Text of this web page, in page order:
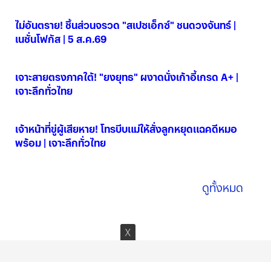
ไม่อันตราย! ชิ้นส่วนจรวด "สเปซเอ็กซ์" ชนดวงจันทร์ |
เนชั่นโฟกัส | 5 ส.ค.69
เจาะสายตรงภาคใต้! "ยงยุทธ" ผงาดนั่งเก้าอี้เกรด A+ |
เจาะลึกทั่วไทย
เจ้าหน้าที่ขู่ผู้เสียหาย! โทรบีบแม่ให้สั่งลูกหยุดแฉคดีหมอ
พร้อม | เจาะลึกทั่วไทย
ดูทั้งหมด